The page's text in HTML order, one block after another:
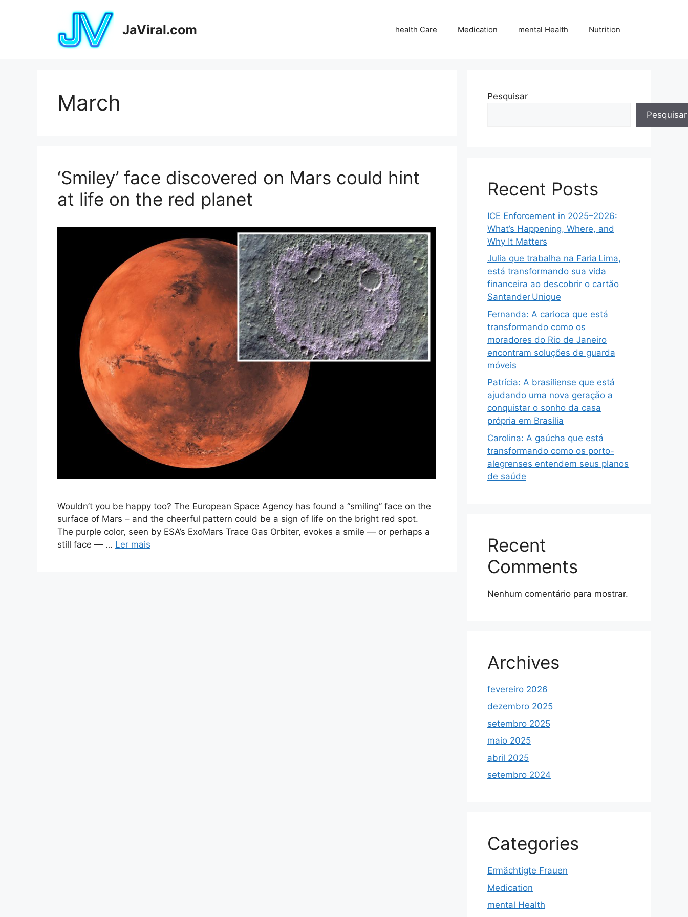
JaViral.com health Care Medication mental Health Nutrition
March
‘Smiley’ face discovered on Mars could hint
at life on the red planet
Wouldn’t you be happy too? The European Space Agency has found a “smiling” face on the
surface of Mars – and the cheerful pattern could be a sign of life on the bright red spot.
The purple color, seen by ESA’s ExoMars Trace Gas Orbiter, evokes a smile — or perhaps a
still face — … Ler mais
Pesquisar
Pesquisar
Recent Posts
ICE Enforcement in 2025–2026:
What’s Happening, Where, and
Why It Matters
Julia que trabalha na Faria Lima,
está transformando sua vida
financeira ao descobrir o cartão
Santander Unique
Fernanda: A carioca que está
transformando como os
moradores do Rio de Janeiro
encontram soluções de guarda
móveis
Patrícia: A brasiliense que está
ajudando uma nova geração a
conquistar o sonho da casa
própria em Brasília
Carolina: A gaúcha que está
transformando como os porto-
alegrenses entendem seus planos
de saúde
Recent
Comments
Nenhum comentário para mostrar.
Archives
fevereiro 2026
dezembro 2025
setembro 2025
maio 2025
abril 2025
setembro 2024
Categories
Ermächtigte Frauen
Medication
mental Health